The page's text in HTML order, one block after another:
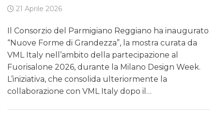
21 Aprile 2026
Il Consorzio del Parmigiano Reggiano ha inaugurato
“Nuove Forme di Grandezza”, la mostra curata da
VML Italy nell’ambito della partecipazione al
Fuorisalone 2026, durante la Milano Design Week.
L’iniziativa, che consolida ulteriormente la
collaborazione con VML Italy dopo il…